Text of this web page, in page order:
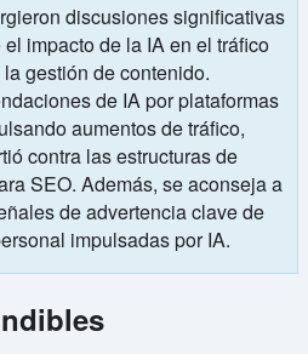
discusiones significativas
impacto de la IA en el tráfico
gestión de contenido.
de IA por plataformas
aumentos de tráfico,
contra las estructuras de
SEO. Además, se aconseja a
de advertencia clave de
impulsadas por IA.